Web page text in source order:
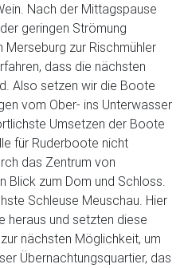
Nach der Mittagspause
geringen Strömung
zur Rischmühler
dass die nächsten
Also setzen wir die Boote
vom Ober- ins Unterwasser
Umsetzen der Boote
für Ruderboote nicht
das Zentrum von
Blick zum Dom und Schloss.
Schleuse Meuschau. Hier
heraus und setzten diese
nächsten Möglichkeit, um
Übernachtungsquartier, das